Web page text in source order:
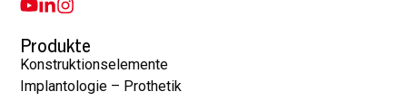
Produkte
Konstruktionselemente
Implantologie – Prothetik